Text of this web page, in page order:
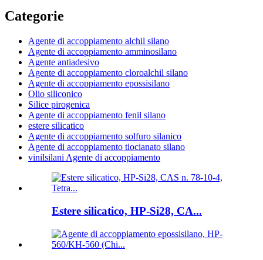
Categorie
Agente di accoppiamento alchil silano
Agente di accoppiamento amminosilano
Agente antiadesivo
Agente di accoppiamento cloroalchil silano
Agente di accoppiamento epossisilano
Olio siliconico
Silice pirogenica
Agente di accoppiamento fenil silano
estere silicatico
Agente di accoppiamento solfuro silanico
Agente di accoppiamento tiocianato silano
vinilsilani Agente di accoppiamento
Estere silicatico, HP-Si28, CA...